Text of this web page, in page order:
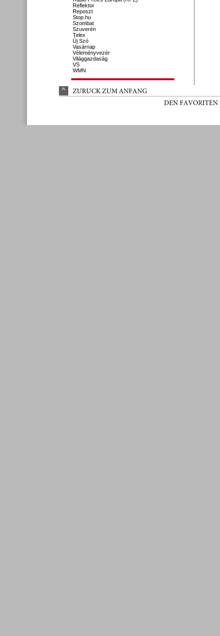
Reflektor
Reposzt
Stop.hu
Szombat
Szuverén
Telex
Új Szó
Vasárnap
Véleményvezér
Világgazdaság
VS
WMN
^ ZURÜCK ZUM ANFANG
DEN FAVORITEN